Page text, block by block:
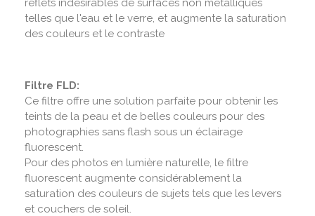
reflets indésirables de surfaces non métalliques
telles que l'eau et le verre, et augmente la saturation
des couleurs et le contraste
Filtre FLD:
Ce filtre offre une solution parfaite pour obtenir les
teints de la peau et de belles couleurs pour des
photographies sans flash sous un éclairage
fluorescent.
Pour des photos en lumière naturelle, le filtre
fluorescent augmente considérablement la
saturation des couleurs de sujets tels que les levers
et couchers de soleil.